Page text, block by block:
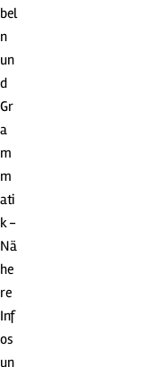
bel
n
un
d
Gr
a
m
m
ati
k -
Nä
he
re
Inf
os
un